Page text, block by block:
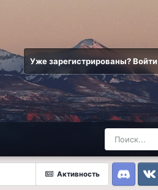
Уже зарегистрированы? Войти
Активность
DiscordVK